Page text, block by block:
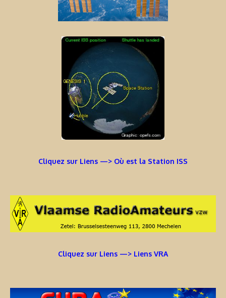
Cliquez sur Liens —> Où est la Station ISS
Cliquez sur Liens —> Liens VRA